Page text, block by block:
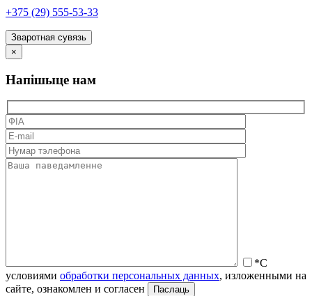
+375 (29) 555-53-33
Зваротная сувязь
×
Напішыце нам
*С
условиями обработки персональных данных, изложенными на
сайте, ознакомлен и согласен